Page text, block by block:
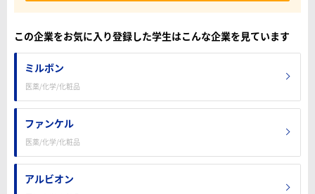
この企業をお気に入り登録した学生はこんな企業を見ています
ミルボン
医薬/化学/化粧品
ファンケル
医薬/化学/化粧品
アルビオン